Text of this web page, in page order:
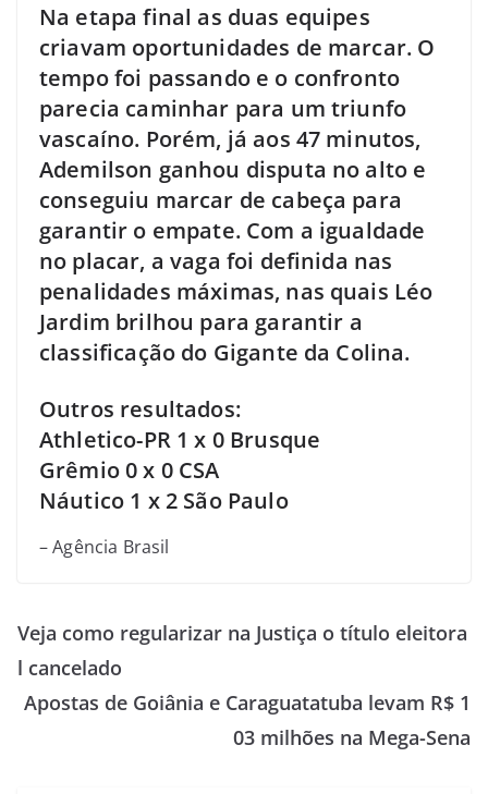
Na etapa final as duas equipes
criavam oportunidades de marcar. O
tempo foi passando e o confronto
parecia caminhar para um triunfo
vascaíno. Porém, já aos 47 minutos,
Ademilson ganhou disputa no alto e
conseguiu marcar de cabeça para
garantir o empate. Com a igualdade
no placar, a vaga foi definida nas
penalidades máximas, nas quais Léo
Jardim brilhou para garantir a
classificação do Gigante da Colina.
Outros resultados:
Athletico-PR 1 x 0 Brusque
Grêmio 0 x 0 CSA
Náutico 1 x 2 São Paulo
– Agência Brasil
Veja como regularizar na Justiça o título eleitora
l cancelado
Apostas de Goiânia e Caraguatatuba levam R$ 1
03 milhões na Mega-Sena